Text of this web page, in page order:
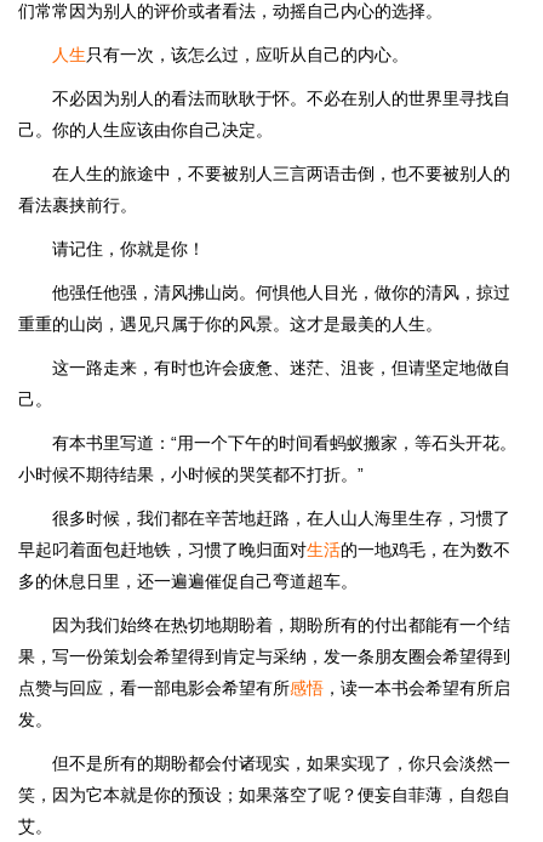
们常常因为别人的评价或者看法，动摇自己内心的选择。
人生只有一次，该怎么过，应听从自己的内心。
不必因为别人的看法而耿耿于怀。不必在别人的世界里寻找自
己。你的人生应该由你自己决定。
在人生的旅途中，不要被别人三言两语击倒，也不要被别人的
看法裹挟前行。
请记住，你就是你！
他强任他强，清风拂山岗。何惧他人目光，做你的清风，掠过
重重的山岗，遇见只属于你的风景。这才是最美的人生。
这一路走来，有时也许会疲惫、迷茫、沮丧，但请坚定地做自
己。
有本书里写道：“用一个下午的时间看蚂蚁搬家，等石头开花。
小时候不期待结果，小时候的哭笑都不打折。”
很多时候，我们都在辛苦地赶路，在人山人海里生存，习惯了
早起叼着面包赶地铁，习惯了晚归面对生活的一地鸡毛，在为数不
多的休息日里，还一遍遍催促自己弯道超车。
因为我们始终在热切地期盼着，期盼所有的付出都能有一个结
果，写一份策划会希望得到肯定与采纳，发一条朋友圈会希望得到
点赞与回应，看一部电影会希望有所感悟 ，读一本书会希望有所启
发。
但不是所有的期盼都会付诸现实，如果实现了，你只会淡然一
笑，因为它本就是你的预设；如果落空了呢？便妄自菲薄，自怨自
艾。